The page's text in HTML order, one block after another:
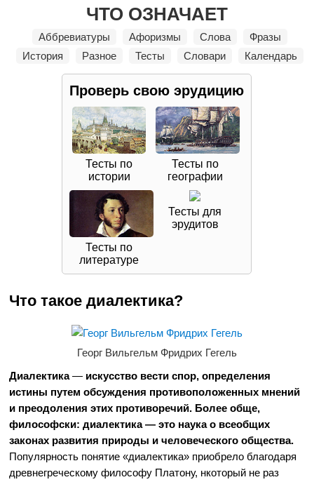
ЧТО ОЗНАЧАЕТ
Аббревиатуры Афоризмы Слова
Фразы
История
Разное Тесты Словари Календарь
Проверь свою эрудицию
Тесты по
истории
Тесты по
географии
Тесты по
литературе
Тесты для
эрудитов
Что такое диалектика?
Георг Вильгельм Фридрих Гегель
Диалектика— искусство вести спор, определения
истины путем обсуждения противоположенных мнений
и преодоления этих противоречий. Более обще,
философски: диалектика — это наука о всеобщих
законах развития природы и человеческого общества.
Популярность понятие «диалектика» приобрело благодаря
древнегреческому философу Платону, нкоторый не раз